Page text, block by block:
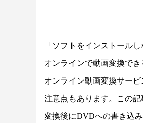
「ソフトをインストール
オンラインで動画変換で
オンライン動画変換サー
注意点もあります。この
変換後にDVDへの書き込